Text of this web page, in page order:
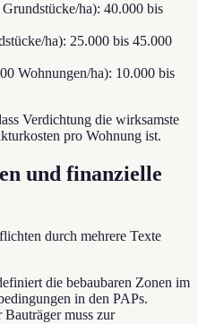
ha): 40.000 bis
ha): 25.000 bis 45.000
Wohnungen/ha): 10.000 bis
Verdichtung die wirksamste
pro Wohnung ist.
und finanzielle
durch mehrere Texte
die bebaubaren Zonen im
in den PAPs.
Bauträger muss zur